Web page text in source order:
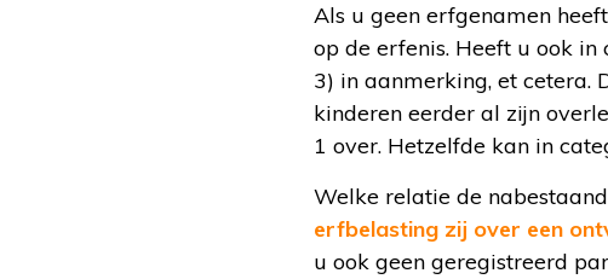
Als u geen erfgenamen
op de erfenis. Heeft u ook
3) in aanmerking, et cetera.
kinderen eerder al zijn
1 over. Hetzelfde kan in
Welke relatie de
erfbelasting zij over een
u ook geen geregistreerd